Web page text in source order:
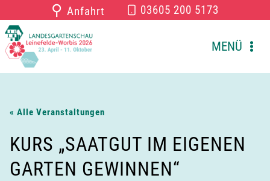
Inhalt
springen
⚲ Anfahrt 03605 200 5173
MENÜ
« Alle Veranstaltungen
KURS „SAATGUT IM EIGENEN
GARTEN GEWINNEN“